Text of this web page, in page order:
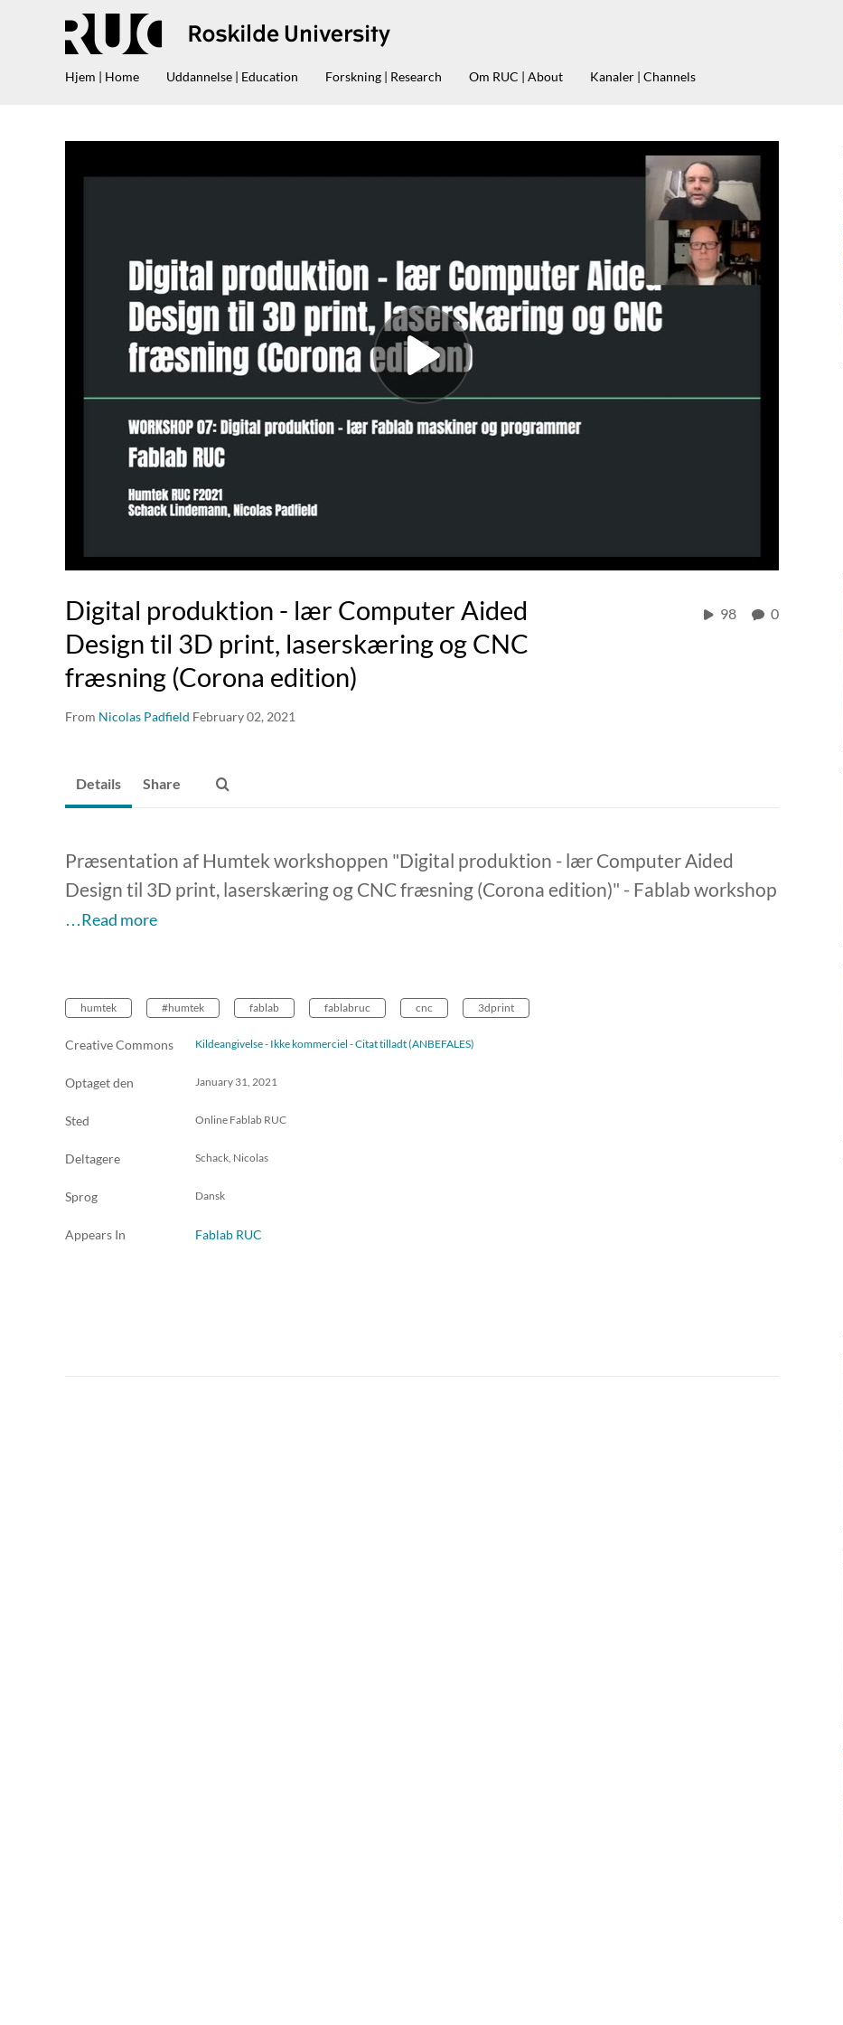
Hjem | Home Uddannelse | Education Forskning | Research Om RUC | About Kanaler | Channels
Digital produktion - lær Computer Aided
Design til 3D print, laserskæring og CNC
fræsning (Corona edition)
From Nicolas Padfield February 02, 2021
98 0
Details Share
Præsentation af Humtek workshoppen "Digital produktion - lær Computer Aided
Design til 3D print, laserskæring og CNC fræsning (Corona edition)" - Fablab workshop
…Read more
humtek #humtek fablab fablabruc cnc 3dprint
Creative Commons Kildeangivelse - Ikke kommerciel - Citat tilladt (ANBEFALES)
Optaget den January 31, 2021
Sted Online Fablab RUC
Deltagere Schack, Nicolas
Sprog Dansk
Appears In Fablab RUC